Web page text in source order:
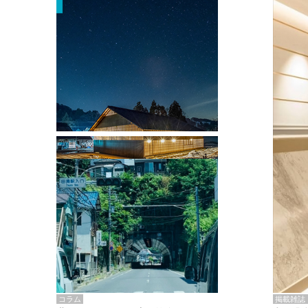
掲載雑誌
掲載雑誌・書籍
『街歩き研修「アールデコとモダニズ
ム、和風バロック」』のレポート記事が
掲載
コラム